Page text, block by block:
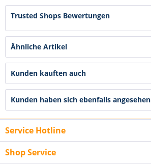
Trusted Shops Bewertungen
Ähnliche Artikel
Kunden kauften auch
Kunden haben sich ebenfalls angesehen
Service Hotline
Shop Service